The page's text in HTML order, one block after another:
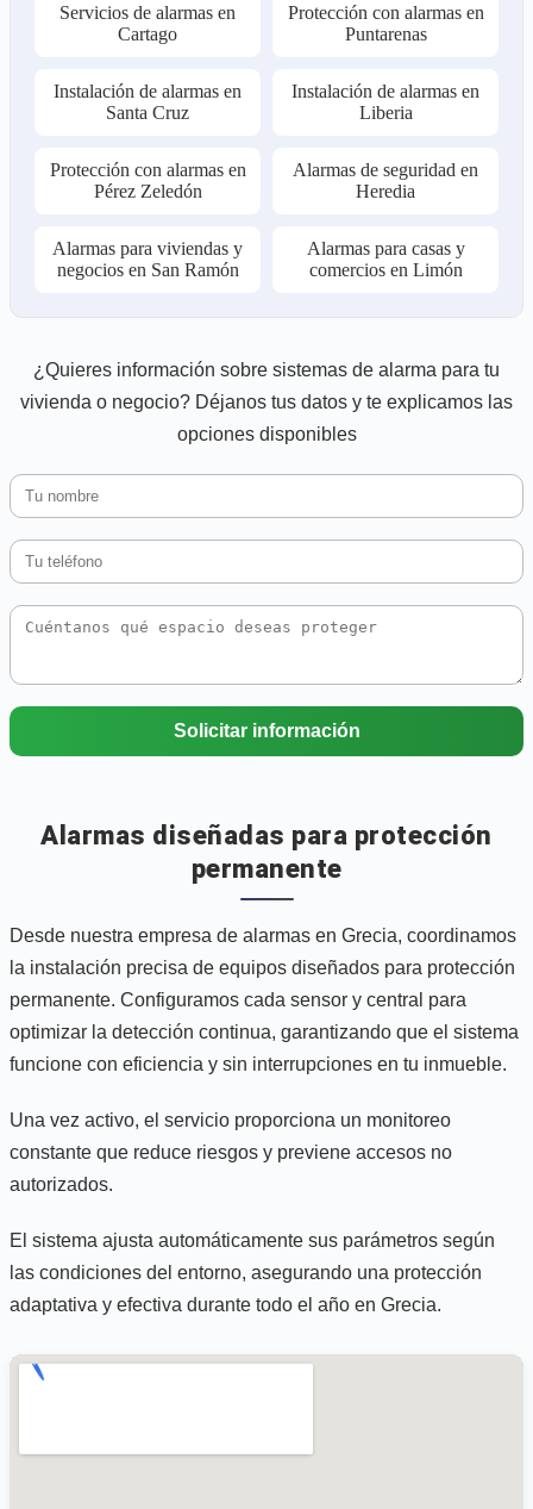
Servicios de alarmas en
Cartago
Protección con alarmas en
Puntarenas
Instalación de alarmas en
Santa Cruz
Instalación de alarmas en
Liberia
Protección con alarmas en
Pérez Zeledón
Alarmas de seguridad en
Heredia
Alarmas para viviendas y
negocios en San Ramón
Alarmas para casas y
comercios en Limón
¿Quieres información sobre sistemas de alarma para tu
vivienda o negocio? Déjanos tus datos y te explicamos las
opciones disponibles
Solicitar información
Alarmas diseñadas para protección
permanente
Desde nuestra empresa de alarmas en Grecia, coordinamos
la instalación precisa de equipos diseñados para protección
permanente. Configuramos cada sensor y central para
optimizar la detección continua, garantizando que el sistema
funcione con eficiencia y sin interrupciones en tu inmueble.
Una vez activo, el servicio proporciona un monitoreo
constante que reduce riesgos y previene accesos no
autorizados.
El sistema ajusta automáticamente sus parámetros según
las condiciones del entorno, asegurando una protección
adaptativa y efectiva durante todo el año en Grecia.